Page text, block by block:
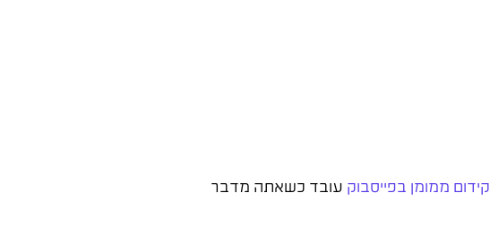
קידום ממומן בפייסבוק עובד כשאתה מדבר